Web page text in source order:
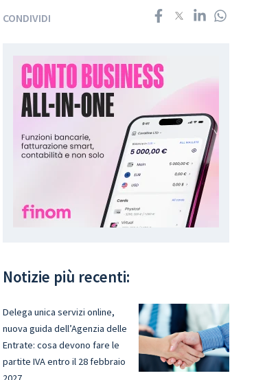
CONDIVIDI
Notizie più recenti:
Delega unica servizi online,
nuova guida dell’Agenzia delle
Entrate: cosa devono fare le
partite IVA entro il 28 febbraio